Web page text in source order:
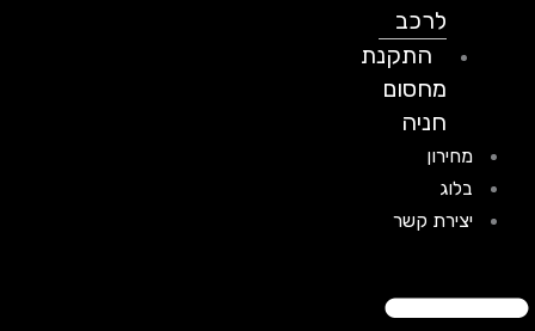
לרכב
התקנת
מחסום
חניה
מחירון
בלוג
יצירת קשר